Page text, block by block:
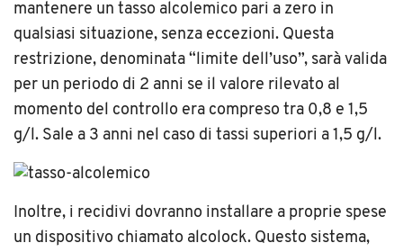
mantenere un tasso alcolemico pari a zero in
qualsiasi situazione, senza eccezioni. Questa
restrizione, denominata “limite dell’uso”, sarà valida
per un periodo di 2 anni se il valore rilevato al
momento del controllo era compreso tra 0,8 e 1,5
g/l. Sale a 3 anni nel caso di tassi superiori a 1,5 g/l.
Inoltre, i recidivi dovranno installare a proprie spese
un dispositivo chiamato alcolock. Questo sistema,